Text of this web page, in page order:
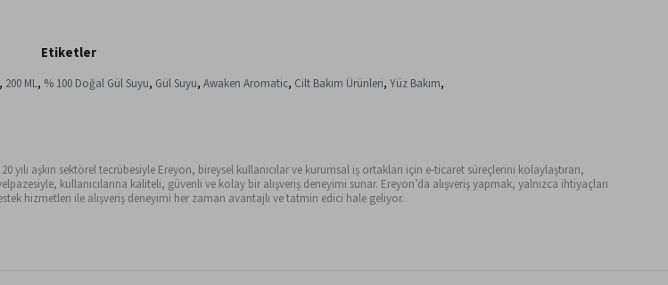
Etiketler
, 200 ML, % 100 Doğal Gül Suyu, Gül Suyu, Awaken Aromatic, Cilt Bakım Ürünleri, Yüz Bakım,
aşkın sektörel tecrübesiyle Ereyon, bireysel kullanıcılar ve kurumsal iş ortakları için e-ticaret süreçlerini kolaylaştıran,
kullanıcılarına kaliteli, güvenli ve kolay bir alışveriş deneyimi sunar. Ereyon’da alışveriş yapmak, yalnızca ihtiyaçları
hizmetleri ile alışveriş deneyimi her zaman avantajlı ve tatmin edici hale geliyor.